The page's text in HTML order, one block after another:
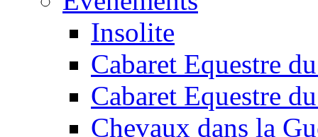
Insolite
Cabaret Equestre
Cabaret Equestre
Chevaux dans la